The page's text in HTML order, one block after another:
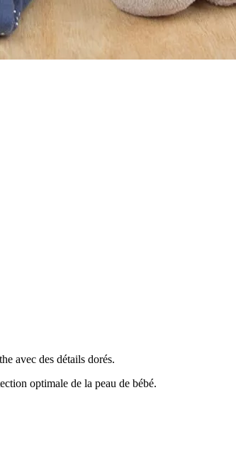
avec des détails dorés.
optimale de la peau de bébé.